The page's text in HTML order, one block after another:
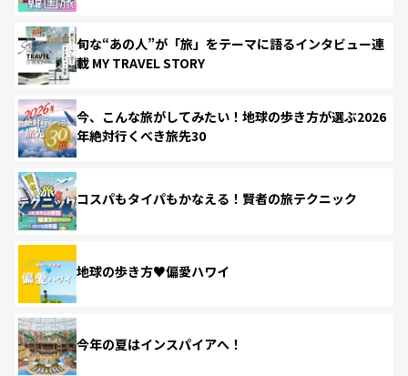
旬な“あの人”が「旅」をテーマに語るインタビュー連
載 MY TRAVEL STORY
今、こんな旅がしてみたい！地球の歩き方が選ぶ2026
年絶対行くべき旅先30
コスパもタイパもかなえる！賢者の旅テクニック
地球の歩き方♥偏愛ハワイ
今年の夏はインスパイアへ！